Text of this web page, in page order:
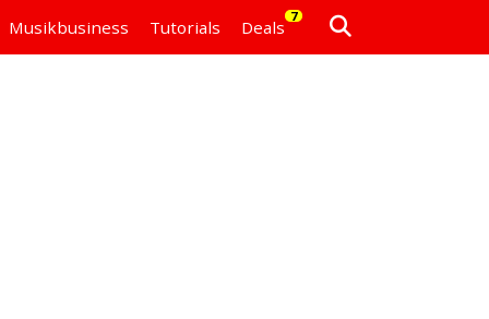
Musikbusiness Tutorials Deals
7